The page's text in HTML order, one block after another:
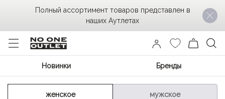
Новинки Бренды
женское мужское
Полный ассортимент товаров представлен в
наших Аутлетах